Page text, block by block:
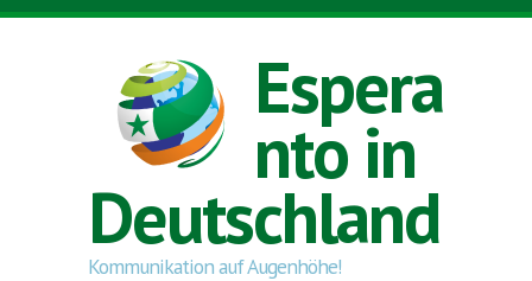
Direkt zum Inhalt
Espera
nto in
Deutschland
Kommunikation auf Augenhöhe!